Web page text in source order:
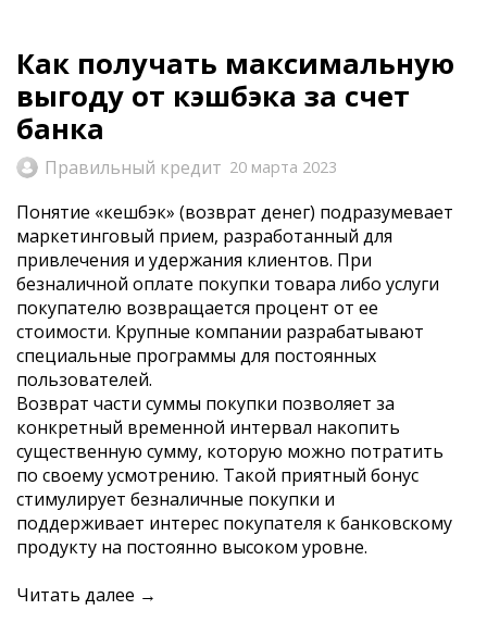
Как получать максимальную
выгоду от кэшбэка за счет
банка
Правильный кредит 20 марта 2023
Понятие «кешбэк» (возврат денег) подразумевает
маркетинговый прием, разработанный для
привлечения и удержания клиентов. При
безналичной оплате покупки товара либо услуги
покупателю возвращается процент от ее
стоимости. Крупные компании разрабатывают
специальные программы для постоянных
пользователей.
Возврат части суммы покупки позволяет за
конкретный временной интервал накопить
существенную сумму, которую можно потратить
по своему усмотрению. Такой приятный бонус
стимулирует безналичные покупки и
поддерживает интерес покупателя к банковскому
продукту на постоянно высоком уровне.
Читать далее →